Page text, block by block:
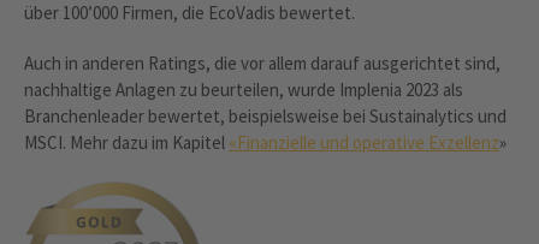
über 100’000 Firmen, die EcoVadis bewertet.
Auch in anderen Ratings, die vor allem darauf ausgerichtet sind,
nachhaltige Anlagen zu beurteilen, wurde Implenia 2023 als
Branchenleader bewertet, beispielsweise bei Sustainalytics und
MSCI. Mehr dazu im Kapitel «Finanzielle und operative Exzellenz»